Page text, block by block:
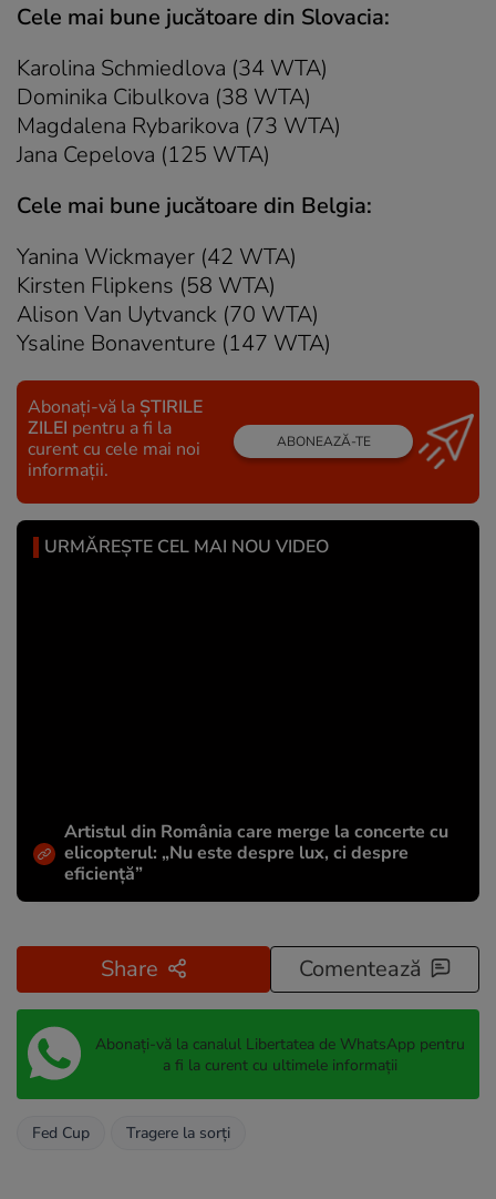
Cele mai bune jucătoare din Slovacia:
Karolina Schmiedlova (34 WTA)
Dominika Cibulkova (38 WTA)
Magdalena Rybarikova (73 WTA)
Jana Cepelova (125 WTA)
Cele mai bune jucătoare din Belgia:
Yanina Wickmayer (42 WTA)
Kirsten Flipkens (58 WTA)
Alison Van Uytvanck (70 WTA)
Ysaline Bonaventure (147 WTA)
Abonați-vă la ȘTIRILE
ZILEI pentru a fi la
curent cu cele mai noi
informații.
ABONEAZĂ-TE
URMĂREȘTE CEL MAI NOU VIDEO
Artistul din România care merge la concerte cu
elicopterul: „Nu este despre lux, ci despre
eficiență”
Share Comentează
Abonați-vă la canalul Libertatea de WhatsApp pentru
a fi la curent cu ultimele informații
Fed Cup Tragere la sorţi